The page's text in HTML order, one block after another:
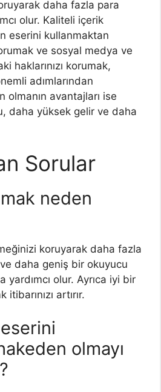
daha fazla para
olur. Kaliteli içerik
eserini kullanmaktan
ve sosyal medya ve
haklarınızı korumak,
adımlarından
olmanın avantajları ise
daha yüksek gelir ve daha
Sorular
neden
koruyarak daha fazla
daha geniş bir okuyucu
yardımcı olur. Ayrıca iyi bir
artırır.
eserini
olmayı